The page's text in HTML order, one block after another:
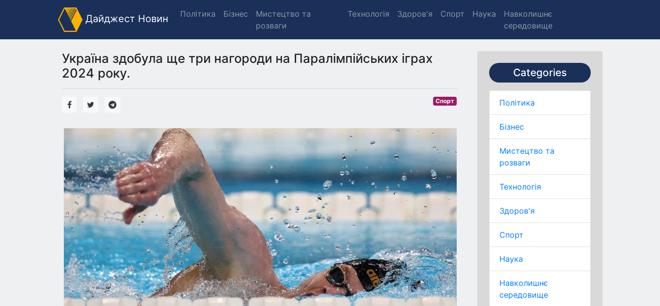
Дайджест Новин Політика Бізнес
Мистецтво та
розваги
Технологія Здоров'я Спорт Наука
Навколишнє
середовище
Categories
Політика
Бізнес
Мистецтво та
розваги
Технологія
Здоров'я
Спорт
Наука
Навколишнє
середовище
Україна здобула ще три нагороди на Паралімпійських іграх
2024 року.
Спорт